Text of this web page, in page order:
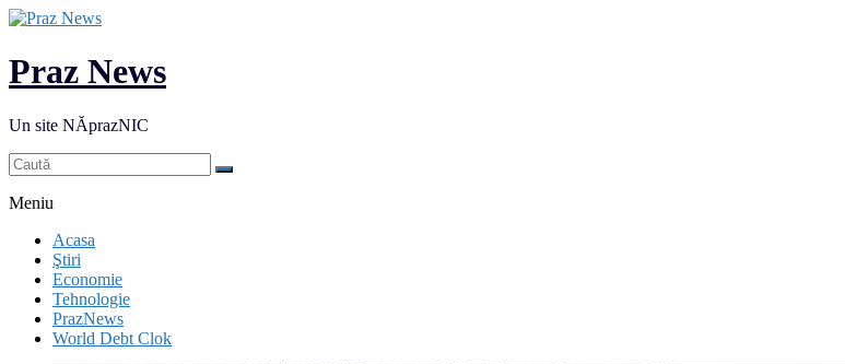
Praz News
Un site NĂprazNIC
Meniu
Acasa
Ştiri
Economie
Tehnologie
PrazNews
World Debt Clok